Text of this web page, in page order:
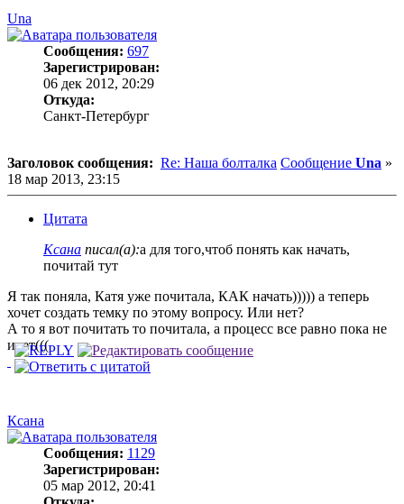
Una
Сообщения: 697
Зарегистрирован:
06 дек 2012, 20:29
Откуда:
Санкт-Петербург
Заголовок сообщения: Re: Наша болталка Сообщение Una »
18 мар 2013, 23:15
Цитата
Ксана писал(а):а для того,чтоб понять как начать,
почитай тут
Я так поняла, Катя уже почитала, КАК начать))))) а теперь
хочет создать темку по этому вопросу. Или нет?
А то я вот почитать то почитала, а процесс все равно пока не
идет(((
Ксана
Сообщения: 1129
Зарегистрирован:
05 мар 2012, 20:41